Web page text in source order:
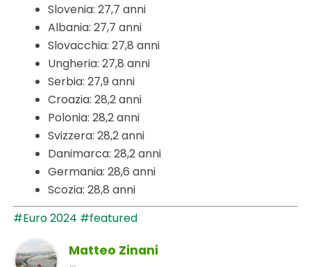
Slovenia: 27,7 anni
Albania: 27,7 anni
Slovacchia: 27,8 anni
Ungheria: 27,8 anni
Serbia: 27,9 anni
Croazia: 28,2 anni
Polonia: 28,2 anni
Svizzera: 28,2 anni
Danimarca: 28,2 anni
Germania: 28,6 anni
Scozia: 28,8 anni
#Euro 2024 #featured
Matteo Zinani